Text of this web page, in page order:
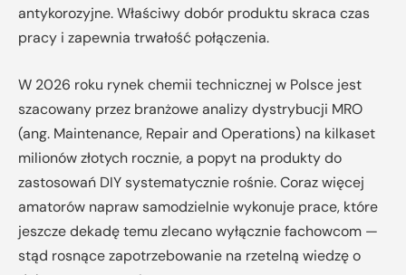
antykorozyjne. Właściwy dobór produktu skraca czas
pracy i zapewnia trwałość połączenia.
W 2026 roku rynek chemii technicznej w Polsce jest
szacowany przez branżowe analizy dystrybucji MRO
(ang. Maintenance, Repair and Operations) na kilkaset
milionów złotych rocznie, a popyt na produkty do
zastosowań DIY systematycznie rośnie. Coraz więcej
amatorów napraw samodzielnie wykonuje prace, które
jeszcze dekadę temu zlecano wyłącznie fachowcom —
stąd rosnące zapotrzebowanie na rzetelną wiedzę o